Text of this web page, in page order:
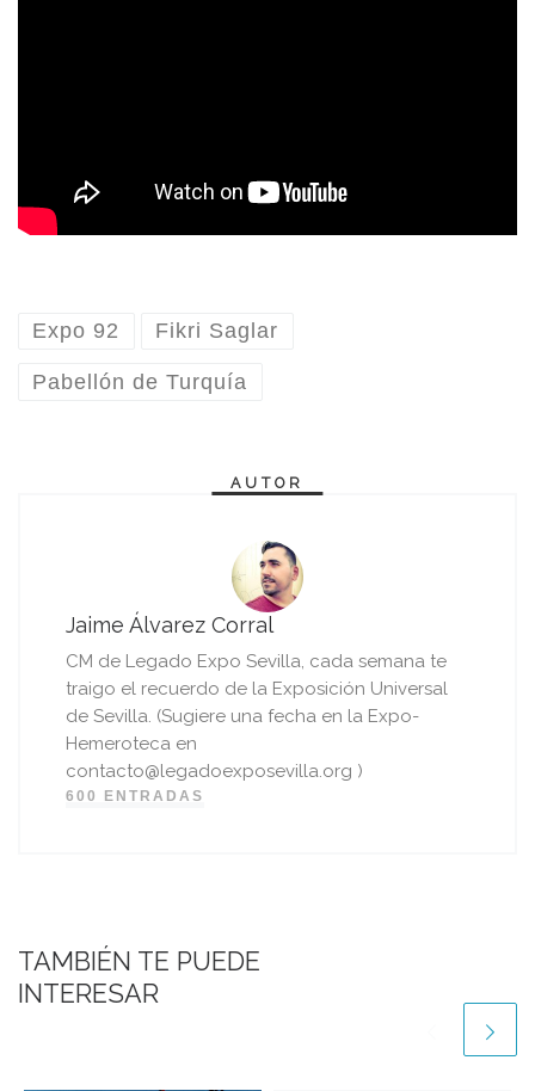
Expo 92 Fikri Saglar
Pabellón de Turquía
AUTOR
Jaime Álvarez Corral
CM de Legado Expo Sevilla, cada semana te
traigo el recuerdo de la Exposición Universal
de Sevilla. (Sugiere una fecha en la Expo-
Hemeroteca en
contacto@legadoexposevilla.org )
600 ENTRADAS
TAMBIÉN TE PUEDE
INTERESAR